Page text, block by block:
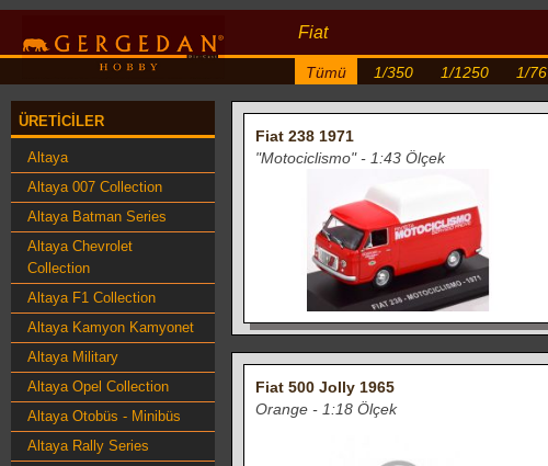
Fiat
Tümü 1/350 1/1250 1/76
ÜRETICILER
Altaya
Altaya 007 Collection
Altaya Batman Series
Altaya Chevrolet
Collection
Altaya F1 Collection
Altaya Kamyon Kamyonet
Altaya Military
Altaya Opel Collection
Altaya Otobüs - Minibüs
Altaya Rally Series
Fiat 238 1971
"Motociclismo" - 1:43 Ölçek
Fiat 500 Jolly 1965
Orange - 1:18 Ölçek